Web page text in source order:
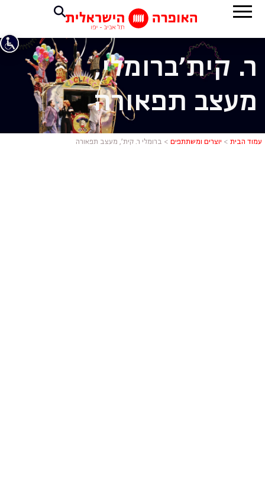
ברומלי ר.
ר. קית'ברומלי,
מעצב תפאורה
עמוד הבית > יוצרים ומשתתפים > ברומלי ר. קית’, מעצב תפאורה